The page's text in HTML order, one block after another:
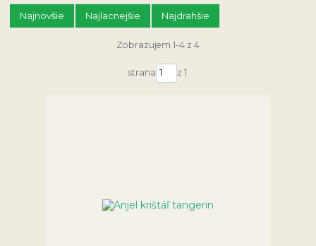
Najnovšie Najlacnejšie Najdrahšie
Zobrazujem 1-4 z 4
strana z 1